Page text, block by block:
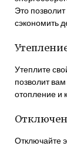
Это
сэкономить
Утеплите
позволит
отопление и
Отключайте